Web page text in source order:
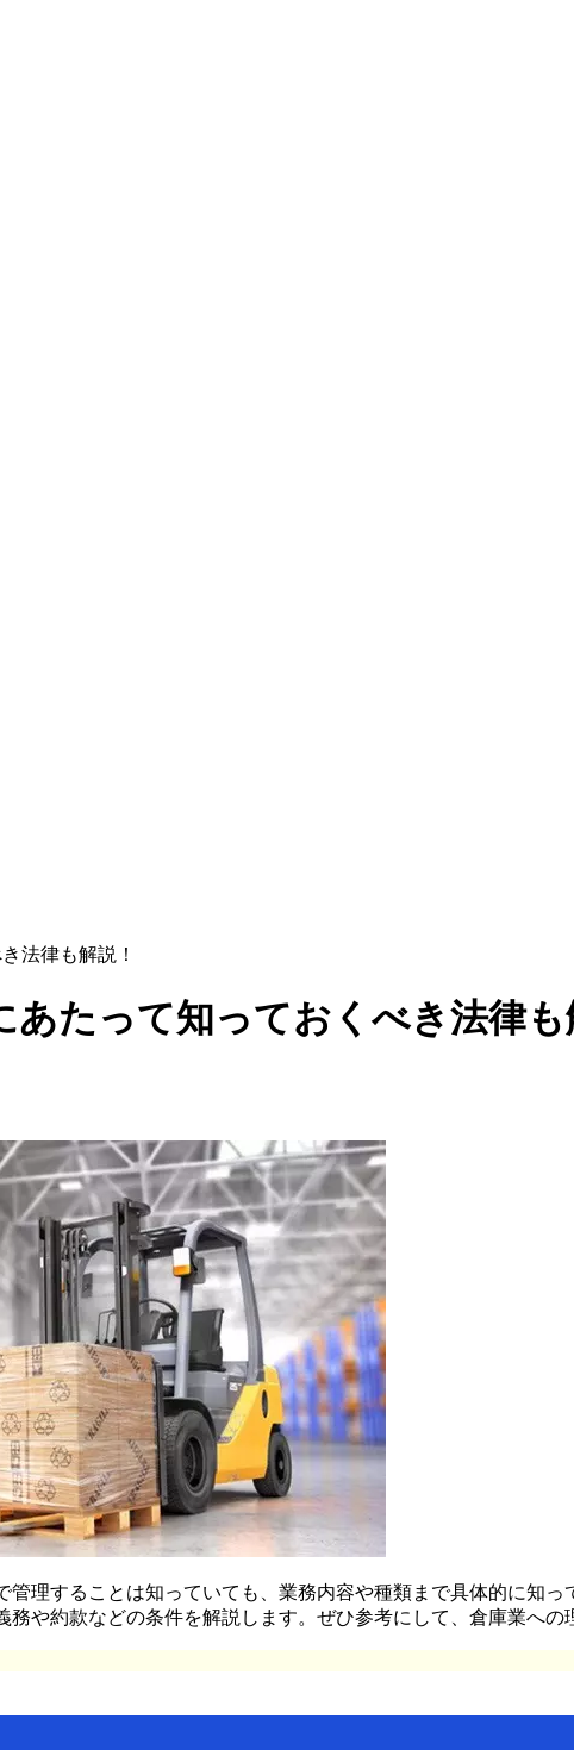
法律も解説！
あたって知っておくべき法律も
理することは知っていても、業務内容や種類まで具体的に知
や約款などの条件を解説します。ぜひ参考にして、倉庫業への